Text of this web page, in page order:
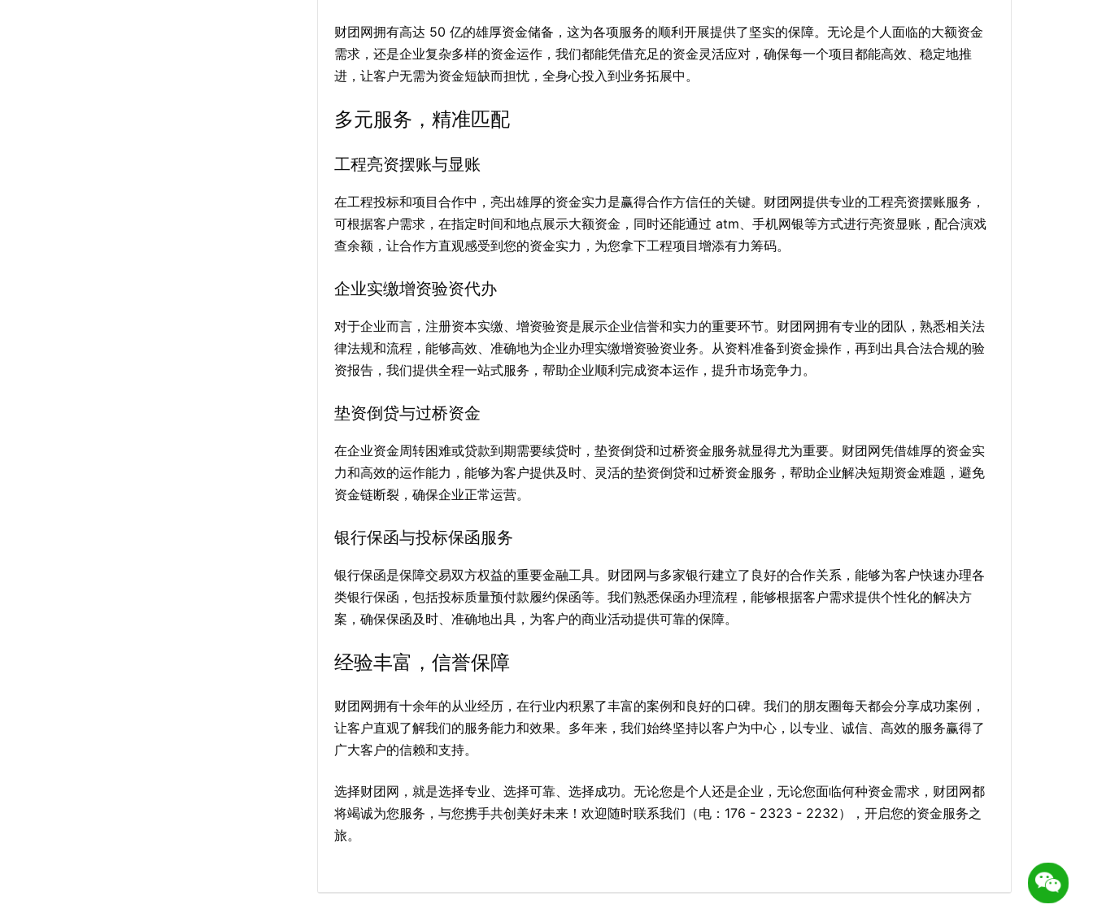
财团网拥有高达 50 亿的雄厚资金储备，这为各项服务的顺利开展提供了坚实的保障。无论是个人面临的大额资金
需求，还是企业复杂多样的资金运作，我们都能凭借充足的资金灵活应对，确保每一个项目都能高效、稳定地推
进，让客户无需为资金短缺而担忧，全身心投入到业务拓展中。
多元服务，精准匹配
工程亮资摆账与显账
在工程投标和项目合作中，亮出雄厚的资金实力是赢得合作方信任的关键。财团网提供专业的工程亮资摆账服务，
可根据客户需求，在指定时间和地点展示大额资金，同时还能通过 atm、手机网银等方式进行亮资显账，配合演戏
查余额，让合作方直观感受到您的资金实力，为您拿下工程项目增添有力筹码。
企业实缴增资验资代办
对于企业而言，注册资本实缴、增资验资是展示企业信誉和实力的重要环节。财团网拥有专业的团队，熟悉相关法
律法规和流程，能够高效、准确地为企业办理实缴增资验资业务。从资料准备到资金操作，再到出具合法合规的验
资报告，我们提供全程一站式服务，帮助企业顺利完成资本运作，提升市场竞争力。
垫资倒贷与过桥资金
在企业资金周转困难或贷款到期需要续贷时，垫资倒贷和过桥资金服务就显得尤为重要。财团网凭借雄厚的资金实
力和高效的运作能力，能够为客户提供及时、灵活的垫资倒贷和过桥资金服务，帮助企业解决短期资金难题，避免
资金链断裂，确保企业正常运营。
银行保函与投标保函服务
银行保函是保障交易双方权益的重要金融工具。财团网与多家银行建立了良好的合作关系，能够为客户快速办理各
类银行保函，包括投标质量预付款履约保函等。我们熟悉保函办理流程，能够根据客户需求提供个性化的解决方
案，确保保函及时、准确地出具，为客户的商业活动提供可靠的保障。
经验丰富，信誉保障
财团网拥有十余年的从业经历，在行业内积累了丰富的案例和良好的口碑。我们的朋友圈每天都会分享成功案例，
让客户直观了解我们的服务能力和效果。多年来，我们始终坚持以客户为中心，以专业、诚信、高效的服务赢得了
广大客户的信赖和支持。
选择财团网，就是选择专业、选择可靠、选择成功。无论您是个人还是企业，无论您面临何种资金需求，财团网都
将竭诚为您服务，与您携手共创美好未来！欢迎随时联系我们（电：176 - 2323 - 2232），开启您的资金服务之
旅。